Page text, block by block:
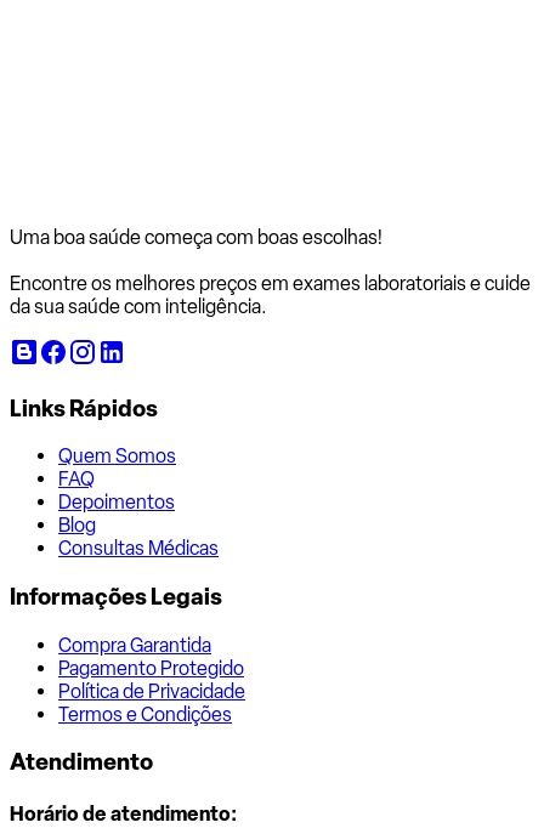
Uma boa saúde começa com boas escolhas!
Encontre os melhores preços em exames laboratoriais e cuide
da sua saúde com inteligência.
Links Rápidos
Quem Somos
FAQ
Depoimentos
Blog
Consultas Médicas
Informações Legais
Compra Garantida
Pagamento Protegido
Política de Privacidade
Termos e Condições
Atendimento
Horário de atendimento: